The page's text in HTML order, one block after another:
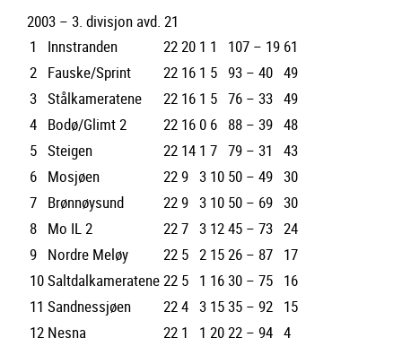
2003 – 3. divisjon avd. 21
1
Innstranden 2220 1 1 107 – 19 61
2 Fauske/Sprint 22 16 1 5 93 – 40 49
3 Stålkameratene 22 16 1 5 76 – 33 49
4 Bodø/Glimt 2 22 16 0 6 88 – 39 48
5 Steigen 22 14 1 7 79 – 31
43
6 Mosjøen 22 9 3 10 50 – 49 30
7 Brønnøysund 22 9 3 10 50 – 69 30
8 Mo IL 2 227 3 1245 – 73 24
9 Nordre Meløy 22 5 2 1526 – 87 17
10Saltdalkameratene22 5 1 1630 – 75 16
11 Sandnessjøen 224 3 1535 – 92 15
12 Nesna 22 1 1 2022 – 94 4